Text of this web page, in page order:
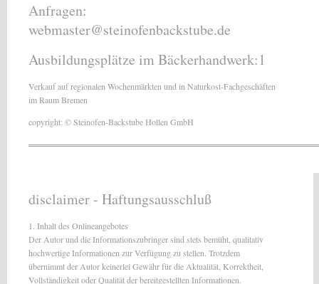
Anfragen:
webmaster@steinofenbackstube.de
Ausbildungsplätze im Bäckerhandwerk:1
Verkauf auf regionalen Wochenmärkten und in Naturkost-Fachgeschäften
im Raum Bremen
copyright: © Steinofen-Backstube Hollen GmbH
disclaimer - Haftungsausschluß
1. Inhalt des Onlineangebotes
Der Autor und die Informationszubringer sind stets bemüht, qualitativ
hochwertige Informationen zur Verfügung zu stellen. Trotzdem
übernimmt der Autor keinerlei Gewähr für die Aktualität, Korrektheit,
Vollständigkeit oder Qualität der bereitgestellten Informationen.